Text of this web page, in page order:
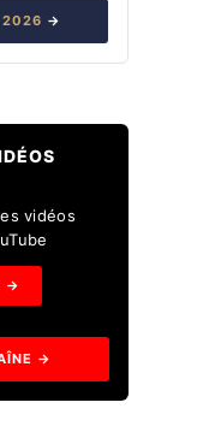
2026 →
vidéos
→
→